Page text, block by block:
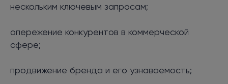
нескольким ключевым запросам;
опережение конкурентов в коммерческой
сфере;
продвижение бренда и его узнаваемость;